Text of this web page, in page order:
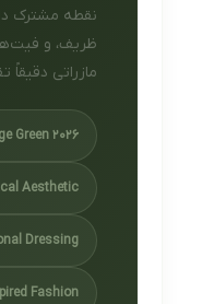
نقطه مشترک
ظریف، و
مازراتی
Green 2026
Aesthetic
Dressing
Fashion